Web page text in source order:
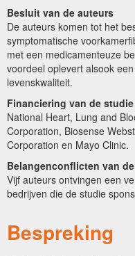
Besluit van de auteurs
De auteurs komen tot het
symptomatische
met een medicamenteuze
voordeel oplevert alsook
levenskwaliteit.
Financiering van de studie
National Heart, Lung and
Corporation, Biosense
Corporation en Mayo Clinic.
Belangenconflicten van
Vijf auteurs ontvingen een
bedrijven die de studie
Bespreking